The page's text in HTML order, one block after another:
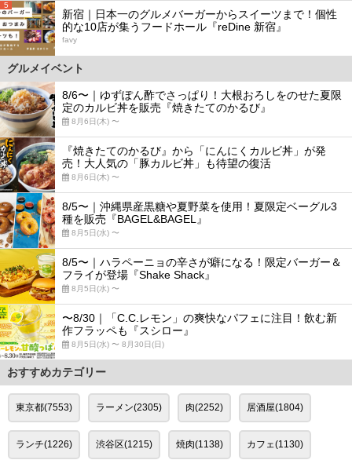
5
新宿｜日本一のグルメバーガーからスイーツまで！個性
的な10店が集うフードホール『reDine 新宿』
favy
グルメイベント
8/6〜｜ゆずぽん酢でさっぱり！大根おろしをのせた夏限
定のカルビ丼を販売『焼きたてのかるび』
8月6日(木) 〜
『焼きたてのかるび』から「にんにくカルビ丼」が発
売！大人気の「豚カルビ丼」も待望の復活
8月6日(木) 〜
8/5〜｜沖縄県産黒糖や夏野菜を使用！夏限定ベーグル3
種を販売『BAGEL&BAGEL』
8月5日(水) 〜
8/5〜｜ハラペーニョの辛さが癖になる！限定バーガー＆
フライが登場『Shake Shack』
8月5日(水) 〜
〜8/30｜「C.C.レモン」の爽快なパフェに注目！飲む新
作フラッペも『スシロー』
8月5日(水) 〜 8月30日(日)
おすすめカテゴリー
東京都(7553) ラーメン(2305) 肉(2252) 居酒屋(1804)
ランチ(1226) 渋谷区(1215) 焼肉(1138) カフェ(1130)